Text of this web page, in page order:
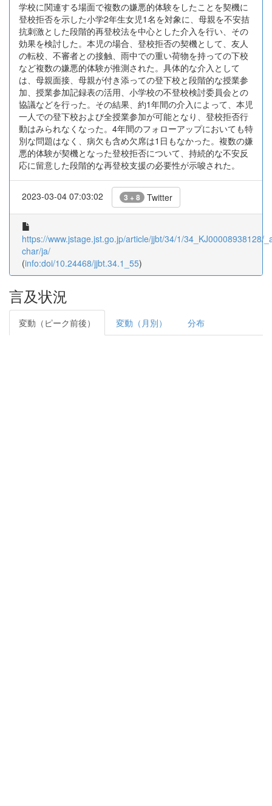
学校に関連する場面で複数の嫌悪的体験をしたことを契機に
登校拒否を示した小学2年生女児1名を対象に、母親を不安拮
抗刺激とした段階的再登校法を中心とした介入を行い、その
効果を検討した。本児の場合、登校拒否の契機として、友人
の転校、不審者との接触、雨中での重い荷物を持っての下校
など複数の嫌悪的体験が推測された。具体的な介入として
は、母親面接、母親が付き添っての登下校と段階的な授業参
加、授業参加記録表の活用、小学校の不登校検討委員会との
協議などを行った。その結果、約1年間の介入によって、本児
一人での登下校および全授業参加が可能となり、登校拒否行
動はみられなくなった。4年間のフォローアップにおいても特
別な問題はなく、病欠も含め欠席は1日もなかった。複数の嫌
悪的体験が契機となった登校拒否について、持続的な不安反
応に留意した段階的な再登校支援の必要性が示唆された。
2023-03-04 07:03:02 3 + 8 Twitter
https://www.jstage.jst.go.jp/article/jjbt/34/1/34_KJ00008938128/
char/ja/
(info:doi/10.24468/jjbt.34.1_55)
言及状況
変動（ピーク前後） 変動（月別） 分布